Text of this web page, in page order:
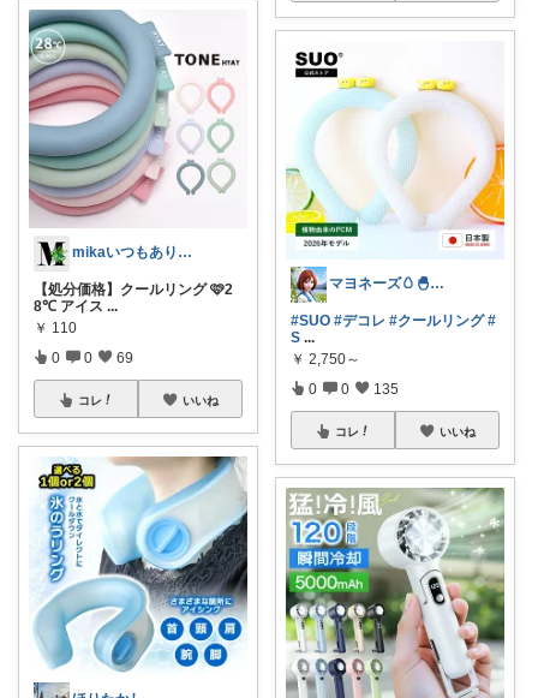
mikaいつもありがとうございます🩷
【処分価格】クールリング 🩷2
8℃ アイス ...
￥ 110
0 0 69
コレ いいね
マヨネーズ🥚‪🐣✨️お礼はプロフで♪
#SUO #デコレ #クールリング #
S ...
￥ 2,750～
0 0 135
コレ いいね